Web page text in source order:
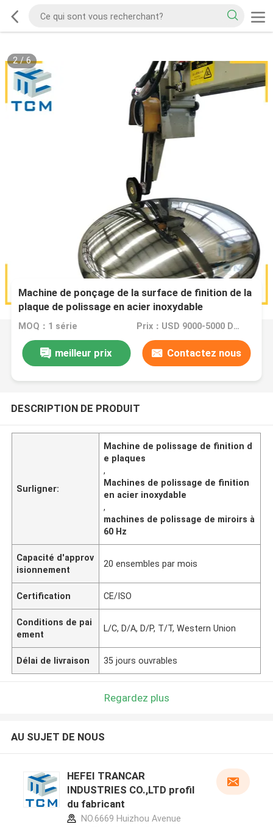
2/6
Machine de ponçage de la surface de finition de la
plaque de polissage en acier inoxydable
MOQ：1 série Prix：USD 9000-5000 Dollar per set
meilleur prix Contactez nous
DESCRIPTION DE PRODUIT
Surligner:
Machine de polissage de finition d
e plaques
,
Machines de polissage de finition
en acier inoxydable
,
machines de polissage de miroirs à
60 Hz
Capacité d'approv
isionnement
20 ensembles par mois
Certification CE/ISO
Conditions de pai
ement
L/C, D/A, D/P, T/T, Western Union
Délai de livraison 35 jours ouvrables
Regardez plus
AU SUJET DE NOUS
HEFEI TRANCAR
INDUSTRIES CO.,LTD profil
du fabricant
NO.6669 Huizhou Avenue